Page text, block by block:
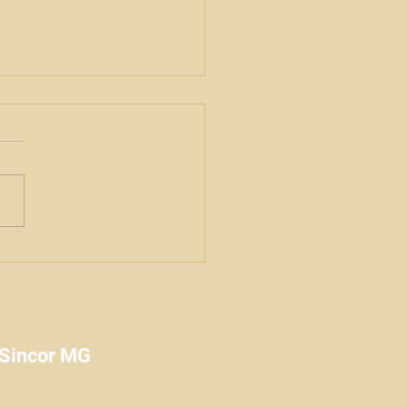
de seguros são foco
MG